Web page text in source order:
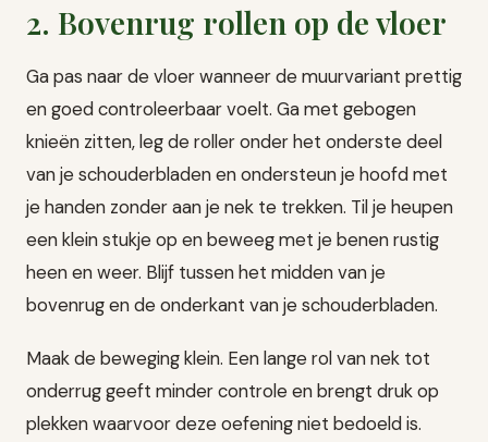
2. Bovenrug rollen op de vloer
Ga pas naar de vloer wanneer de muurvariant prettig
en goed controleerbaar voelt. Ga met gebogen
knieën zitten, leg de roller onder het onderste deel
van je schouderbladen en ondersteun je hoofd met
je handen zonder aan je nek te trekken. Til je heupen
een klein stukje op en beweeg met je benen rustig
heen en weer. Blijf tussen het midden van je
bovenrug en de onderkant van je schouderbladen.
Maak de beweging klein. Een lange rol van nek tot
onderrug geeft minder controle en brengt druk op
plekken waarvoor deze oefening niet bedoeld is.